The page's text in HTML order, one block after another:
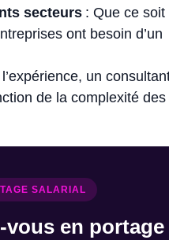
secteurs: Que ce soit
ont besoin d’un
un
de la complexité
SALARIAL
en portage